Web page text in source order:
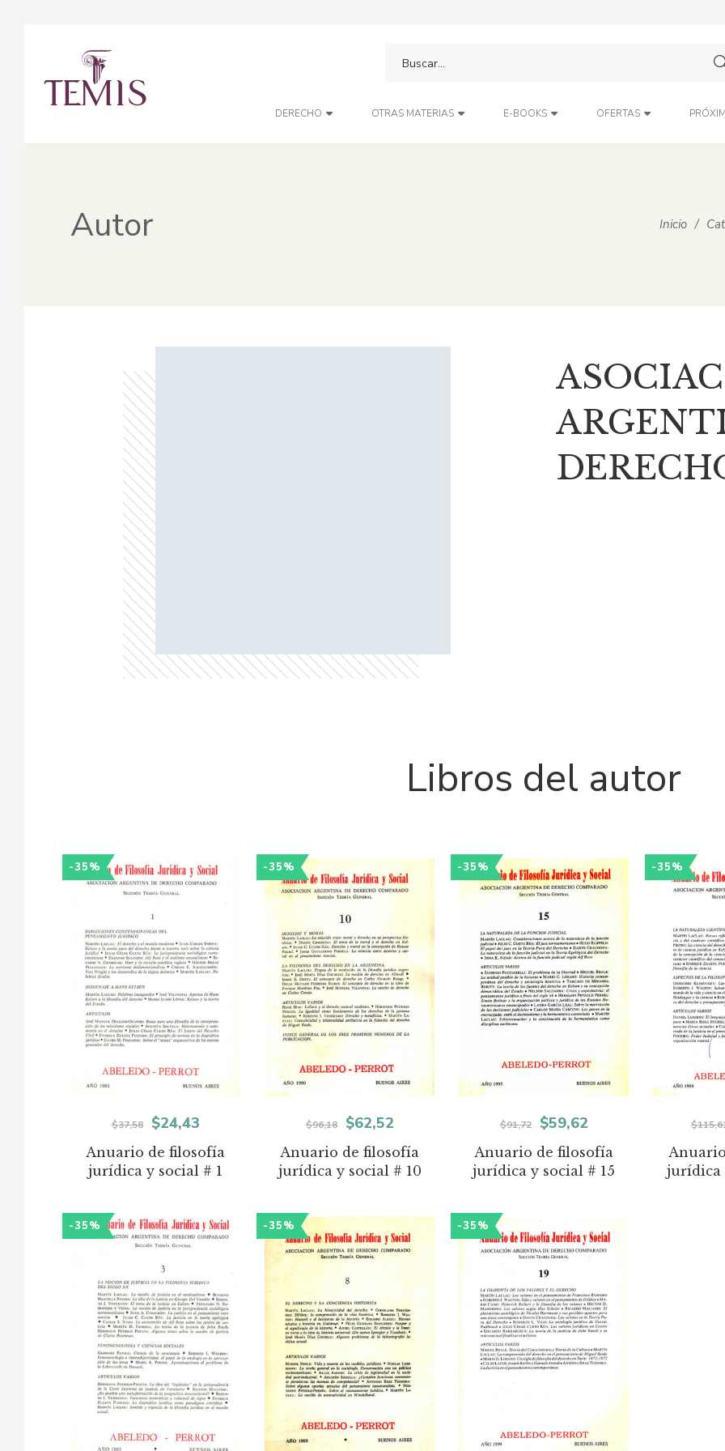
DERECHO OTRAS MATERIAS E-BOOKS OFERTAS
Autor Inicio /
Libros del autor
-35%
Anuario de filosofía
jurídica y social # 1
$37,58
El
precio
original
$37,58.
$24,43El
precio
actual
$24,43.
-35%
Anuario de filosofía
jurídica y social # 10
$96,18
El
precio
original
$96,18.
$62,52El
precio
actual
$62,52.
-35%
Anuario de filosofía
jurídica y social # 15
$91,72
El
precio
original
$91,72.
$59,62El
precio
actual
$59,62.
-35%
jurídica
$
-35% -35% -35%